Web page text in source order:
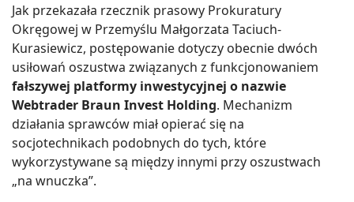
Jak przekazała rzecznik prasowy Prokuratury
Okręgowej w Przemyślu Małgorzata Taciuch-
Kurasiewicz, postępowanie dotyczy obecnie dwóch
usiłowań oszustwa związanych z funkcjonowaniem
fałszywej platformy inwestycyjnej o nazwie
Webtrader Braun Invest Holding. Mechanizm
działania sprawców miał opierać się na
socjotechnikach podobnych do tych, które
wykorzystywane są między innymi przy oszustwach
„na wnuczka”.